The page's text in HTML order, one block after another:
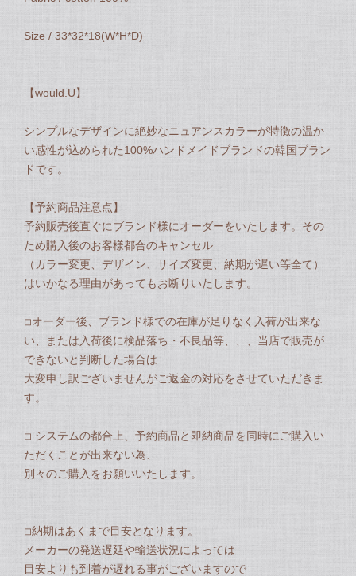
Size / 33*32*18(W*H*D)
【would.U】
シンプルなデザインに絶妙なニュアンスカラーが特徴の温か
い感性が込められた100%ハンドメイドブランドの韓国ブラン
ドです。
【予約商品注意点】
予約販売後直ぐにブランド様にオーダーをいたします。その
ため購入後のお客様都合のキャンセル
（カラー変更、デザイン、サイズ変更、納期が遅い等全て）
はいかなる理由があってもお断りいたします。
◽︎オーダー後、ブランド様での在庫が足りなく入荷が出来な
い、または入荷後に検品落ち・不良品等、、、当店で販売が
できないと判断した場合は
大変申し訳ございませんがご返金の対応をさせていただきま
す。
◽︎ システムの都合上、予約商品と即納商品を同時にご購入い
ただくことが出来ない為、
別々のご購入をお願いいたします。
◽︎納期はあくまで目安となります。
メーカーの発送遅延や輸送状況によっては
目安よりも到着が遅れる事がございますので